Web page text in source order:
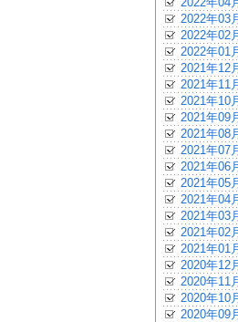
2022年03
2022年02
2022年01
2021年12
2021年11
2021年10
2021年09
2021年08
2021年07
2021年06
2021年05
2021年04
2021年03
2021年02
2021年01
2020年12
2020年11
2020年10
2020年09